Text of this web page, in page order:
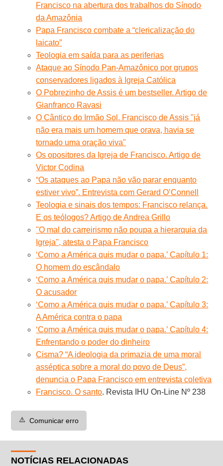
Francisco na abertura dos trabalhos do Sínodo
da Amazônia
Papa Francisco combate a “clericalização do
laicato”
Teologia em saída para as periferias
Ataque ao Sínodo Pan-Amazônico por grupos
conservadores ligados à Igreja Católica
O Pobrezinho de Assis é um bestseller. Artigo de
Gianfranco Ravasi
O Cântico do Irmão Sol. Francisco de Assis "já
não era mais um homem que orava, havia se
tornado uma oração viva"
Os opositores da Igreja de Francisco. Artigo de
Victor Codina
“Os ataques ao Papa não vão parar enquanto
estiver vivo”. Entrevista com Gerard O’Connell
Teologia e sinais dos tempos: Francisco relança.
E os teólogos? Artigo de Andrea Grillo
''O mal do carreirismo não poupa a hierarquia da
Igreja'', atesta o Papa Francisco
‘Como a América quis mudar o papa.’ Capítulo 1:
O homem do escândalo
‘Como a América quis mudar o papa.’ Capítulo 2:
O acusador
‘Como a América quis mudar o papa.’ Capítulo 3:
A América contra o papa
‘Como a América quis mudar o papa.’ Capítulo 4:
Enfrentando o poder do dinheiro
Cisma? “A ideologia da primazia de uma moral
asséptica sobre a moral do povo de Deus”,
denuncia o Papa Francisco em entrevista coletiva
Francisco. O santo. Revista IHU On-Line Nº 238
⚠️ Comunicar erro
NOTÍCIAS RELACIONADAS